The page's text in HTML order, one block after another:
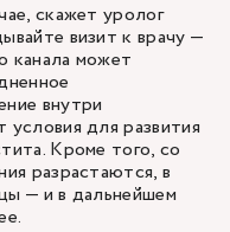
скажет уролог
визит к врачу —
канала может
внутри
для развития
Кроме того, со
разрастаются, в
— и в дальнейшем